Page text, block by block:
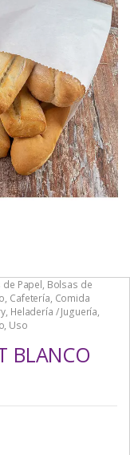
Papel, Bolsas de
, Cafetería, Comida
, Heladería / Juguería,
, Uso
BLANCO